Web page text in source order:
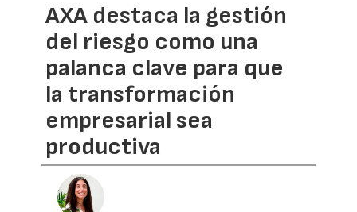
AXA destaca la gestión
del riesgo como una
palanca clave para que
la transformación
empresarial sea
productiva